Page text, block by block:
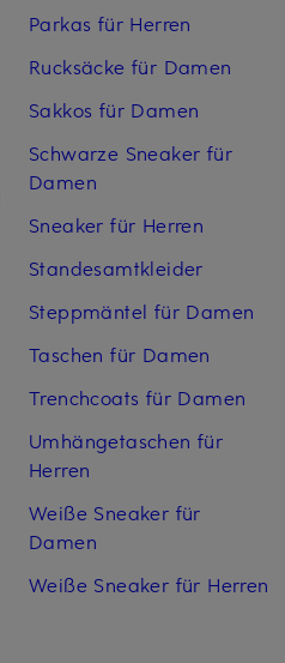
Parkas für Herren
Rucksäcke für Damen
Sakkos für Damen
Schwarze Sneaker für
Damen
Sneaker für Herren
Standesamtkleider
Steppmäntel für Damen
Taschen für Damen
Trenchcoats für Damen
Umhängetaschen für
Herren
Weiße Sneaker für
Damen
Weiße Sneaker für Herren